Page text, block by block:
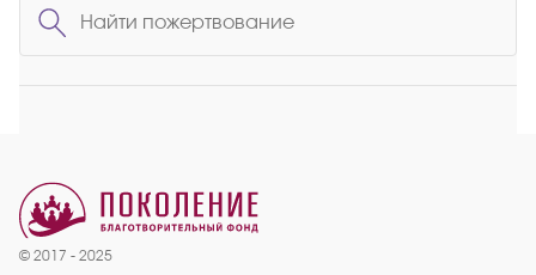
© 2017 - 2025